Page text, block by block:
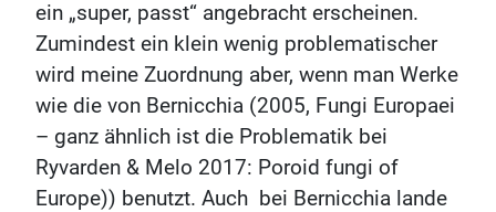
ein „super, passt“ angebracht erscheinen.
Zumindest ein klein wenig problematischer
wird meine Zuordnung aber, wenn man Werke
wie die von Bernicchia (2005, Fungi Europaei
– ganz ähnlich ist die Problematik bei
Ryvarden & Melo 2017: Poroid fungi of
Europe)) benutzt. Auch bei Bernicchia lande